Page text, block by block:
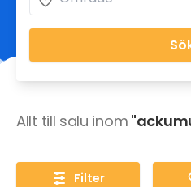
Allt till salu inom
Filter